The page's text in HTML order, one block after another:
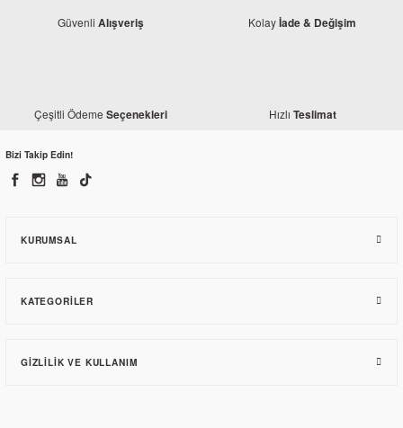
Güvenli Alışveriş Kolayİade & Değişim
Çeşitli Ödeme Seçenekleri Hızlı Teslimat
Bizi Takip Edin!
KURUMSAL
KATEGORILER
GIZLILIK VE KULLANIM